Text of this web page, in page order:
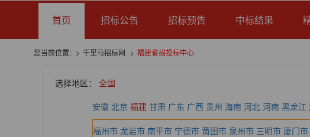
首页 招标公告 招标预告 中标结果
您当前位置: 千里马招标网 福建省招投标中心
选择地区： 全国
安徽 北京 福建 甘肃 广东 广西 贵州 海南 河北 河南 黑龙江
福州市 龙岩市 南平市 宁德市 莆田市 泉州市 三明市 厦门市